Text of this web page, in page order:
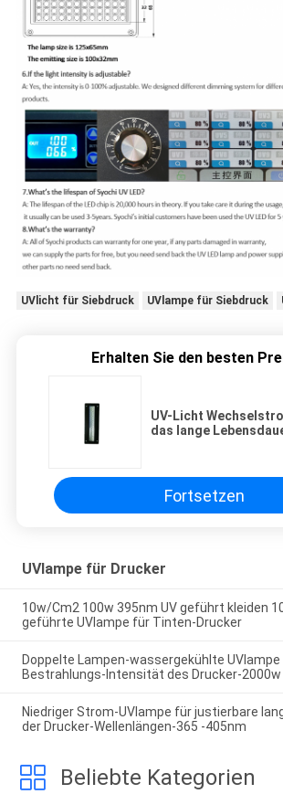
UVlicht für Siebdruck UVlampe für Siebdruck
Erhalten Sie den besten
UV-Licht
das lange
Fortsetzen
UVlampe für Drucker
10w/Cm2 100w 395nm UV geführt kleiden
geführte UVlampe für Tinten-Drucker
Doppelte Lampen-wassergekühlte
Bestrahlungs-Intensität des Drucker-2000w
Niedriger Strom-UVlampe für justierbare
der Drucker-Wellenlängen-365 -405nm
Beliebte Kategorien